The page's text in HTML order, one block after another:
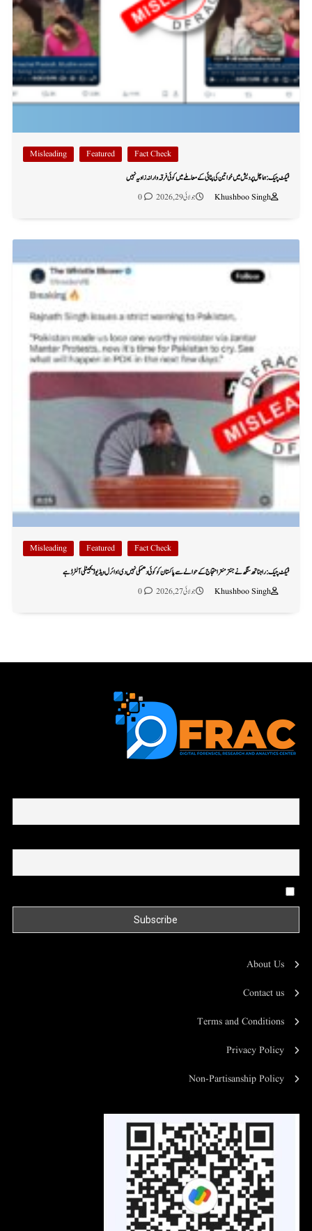
Fact Check
Featured
Misleading
فیکٹ چیک: ہماچل پردیش میں خواتین کی پٹائی کے معاملے میں کوئی فرقہ وارانہ زاویہ نہیں
Khushboo Singh
جولائی 29, 2026 0
Fact Check
Featured
Misleading
فیکٹ چیک: راجناتھ سنگھ نے جنتر منتر احتجاج کے حوالے سے پاکستان کو کوئی دھمکی نہیں دی؛ وائرل ویڈیو ڈیجیٹلی آلٹرڈ ہے
Khushboo Singh
جولائی 27, 2026 0
About Us
Contact us
Terms and Conditions
Privacy Policy
Non-Partisanship Policy